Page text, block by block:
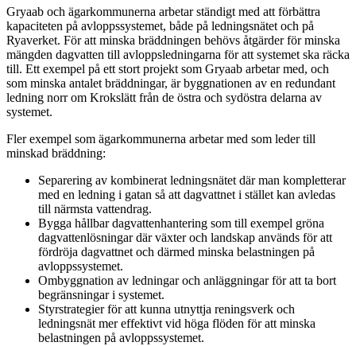
Gryaab och ägarkommunerna arbetar ständigt med att förbättra
kapaciteten på avloppssystemet, både på ledningsnätet och på
Ryaverket. För att minska bräddningen behövs åtgärder för minska
mängden dagvatten till avloppsledningarna för att systemet ska räcka
till. Ett exempel på ett stort projekt som Gryaab arbetar med, och
som minska antalet bräddningar, är byggnationen av en redundant
ledning norr om Krokslätt från de östra och sydöstra delarna av
systemet.
Fler exempel som ägarkommunerna arbetar med som leder till
minskad bräddning:
Separering av kombinerat ledningsnätet där man kompletterar
med en ledning i gatan så att dagvattnet i stället kan avledas
till närmsta vattendrag.
Bygga hållbar dagvattenhantering som till exempel gröna
dagvattenlösningar där växter och landskap används för att
fördröja dagvattnet och därmed minska belastningen på
avloppssystemet.
Ombyggnation av ledningar och anläggningar för att ta bort
begränsningar i systemet.
Styrstrategier för att kunna utnyttja reningsverk och
ledningsnät mer effektivt vid höga flöden för att minska
belastningen på avloppssystemet.